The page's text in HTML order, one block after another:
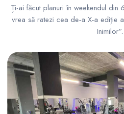
Ți-ai făcut planuri în weekendul din
vrea să ratezi cea de-a X-a ediție
Inimilor”.